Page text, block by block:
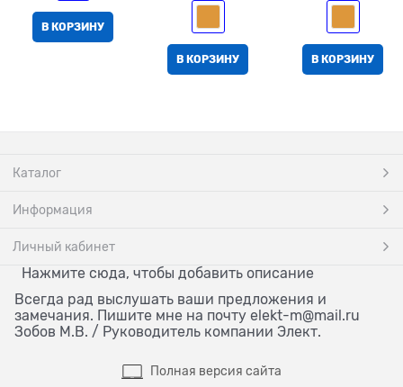
В КОРЗИНУ
В КОРЗИНУ В КОРЗИНУ
Каталог
Информация
Личный кабинет
Нажмите сюда, чтобы добавить описание
Всегда рад выслушать ваши предложения и
замечания. Пишите мне на почту elekt-m@mail.ru
Зобов М.В. / Руководитель компании Элект.
Полная версия сайта